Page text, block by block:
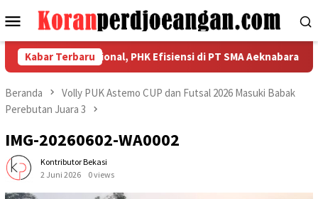
ke
Menu
Mobile
Kabar Terbaru
Kekuatan Nasional, PHK Efisiensi di PT SMA Aeknabara Jadi
Beranda
Volly PUK Astemo CUP dan Futsal 2026 Masuki Babak
Perebutan Juara 3
IMG-20260602-WA0002
Kontributor Bekasi
2 Juni 2026
0 views